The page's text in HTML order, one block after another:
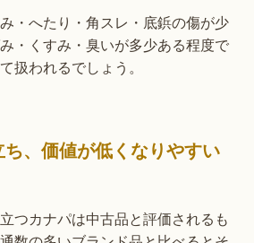
・へたり・角スレ・底鋲の傷が少
・くすみ・臭いが多少ある程度で
扱われるでしょう。
、価値が低くなりやすい
つカナパは中古品と評価されるも